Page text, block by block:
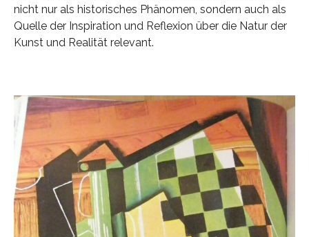
nicht nur als historisches Phänomen, sondern auch als
Quelle der Inspiration und Reflexion über die Natur der
Kunst und Realität relevant.